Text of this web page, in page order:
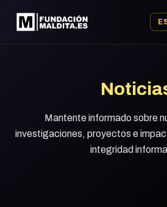
Mantente informado sobre
investigaciones, proyectos e
integridad